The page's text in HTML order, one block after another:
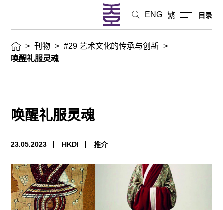
ENG 繁 目录
> 刊物 > #29 艺术文化的传承与创新 >
唤醒礼服灵魂
唤醒礼服灵魂
23.05.2023 HKDI 推介